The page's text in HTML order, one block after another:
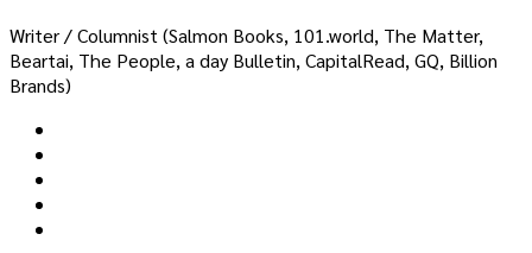
Writer / Columnist (Salmon Books, 101.world, The Matter,
Beartai, The People, a day Bulletin, CapitalRead, GQ, Billion
Brands)